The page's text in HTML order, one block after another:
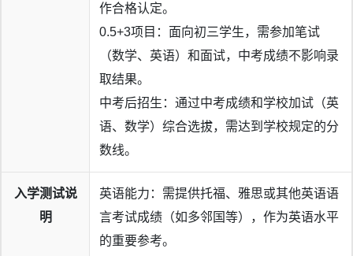
作合格认定。
0.5+3项目：面向初三学生，需参加笔试
（数学、英语）和面试，中考成绩不影响录
取结果。
中考后招生：通过中考成绩和学校加试（英
语、数学）综合选拔，需达到学校规定的分
数线。
入学测试说
明
英语能力：需提供托福、雅思或其他英语语
言考试成绩（如多邻国等），作为英语水平
的重要参考。